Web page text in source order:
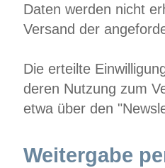
Daten werden nicht
Versand der
Die erteilte
deren Nutzung zum
etwa über den
Weitergabe